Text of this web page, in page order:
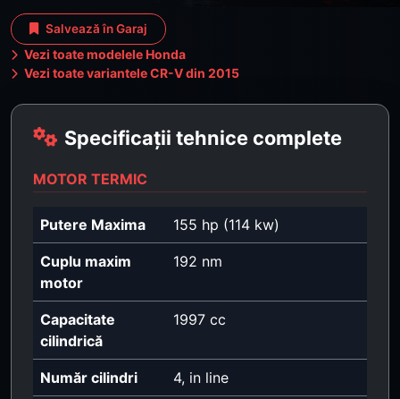
Salvează în Garaj
Vezi toate modelele Honda
Vezi toate variantele CR-V din 2015
Specificații tehnice complete
MOTOR TERMIC
Putere Maxima 155 hp (114 kw)
Cuplu maxim
motor
192 nm
Capacitate
cilindrică
1997 cc
Număr cilindri 4, in line